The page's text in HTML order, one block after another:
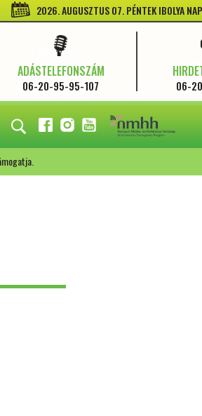
2026. AUGUSZTUS 07. PÉNTEK IBOLYA
ADÁSTELEFONSZÁM
06-20-95-95-107 06-
FACEBOOK
INSTAGRAM
YOUTUBE